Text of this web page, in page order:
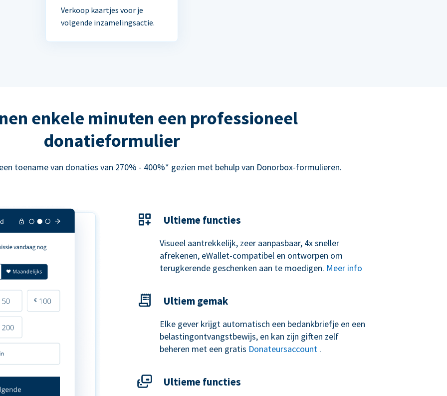
Verkoop kaartjes voor je
volgende inzamelingsactie.
enkele minuten een professioneel
donatieformulier
toename van donaties van 270% - 400%* gezien met behulp van Donorbox-formulieren.
Ultieme functies
Visueel aantrekkelijk, zeer aanpasbaar, 4x sneller
afrekenen, eWallet-compatibel en ontworpen om
terugkerende geschenken aan te moedigen. Meer info
Ultiem gemak
Elke gever krijgt automatisch een bedankbriefje en een
belastingontvangstbewijs, en kan zijn giften zelf
beheren met een gratis Donateursaccount .
Ultieme functies